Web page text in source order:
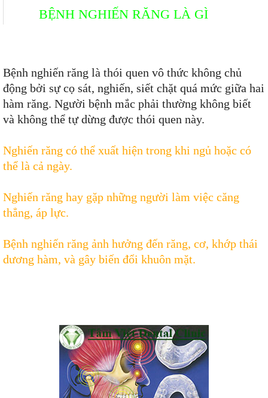
BỆNH NGHIẾN RĂNG LÀ GÌ
Bệnh nghiến răng là thói quen vô thức không chủ
động bởi sự cọ sát, nghiến, siết chặt quá mức giữa hai
hàm răng. Người bệnh mắc phải thường không biết
và không thể tự dừng được thói quen này.
Nghiến răng có thể xuất hiện trong khi ngủ hoặc có
thể là cả ngày.
Nghiến răng hay gặp những người làm việc căng
thẳng, áp lực.
Bệnh nghiến răng ảnh hưởng đến răng, cơ, khớp thái
dương hàm, và gây biến đổi khuôn mặt.